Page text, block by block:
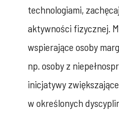
technologiami,
aktywności fizycznej.
wspierające osoby
np. osoby z
inicjatywy
w określonych